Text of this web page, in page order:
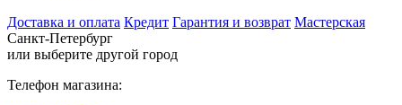
Доставка и оплата Кредит Гарантия и возврат Мастерская
Санкт-Петербург
или выберите другой город
Телефон магазина: